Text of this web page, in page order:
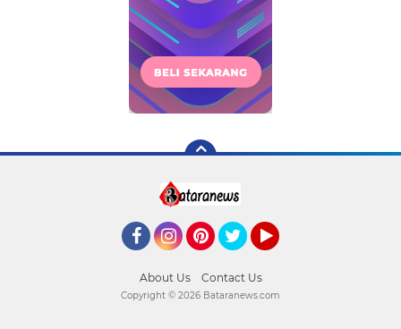
About Us Contact Us
Copyright © 2026 Bataranews.com